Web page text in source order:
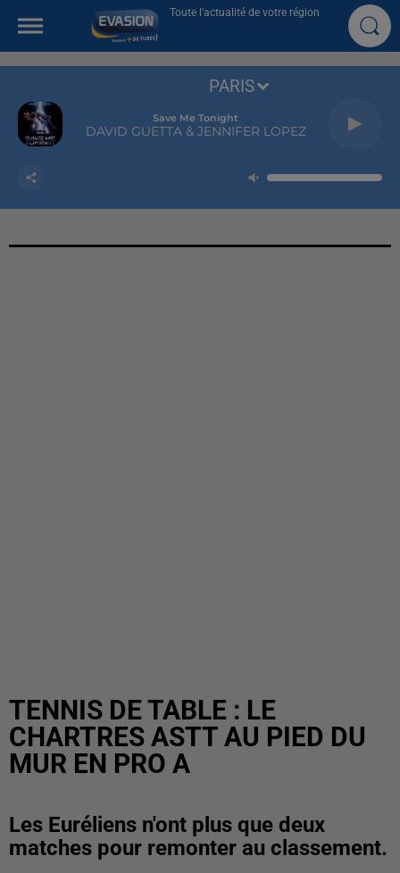
Toute l'actualité de votre région
Save Me Tonight
DAVID GUETTA & JENNIFER LOPEZ
PARIS
TENNIS DE TABLE : LE
CHARTRES ASTT AU PIED DU
MUR EN PRO A
Les Euréliens n'ont plus que deux
matches pour remonter au classement.